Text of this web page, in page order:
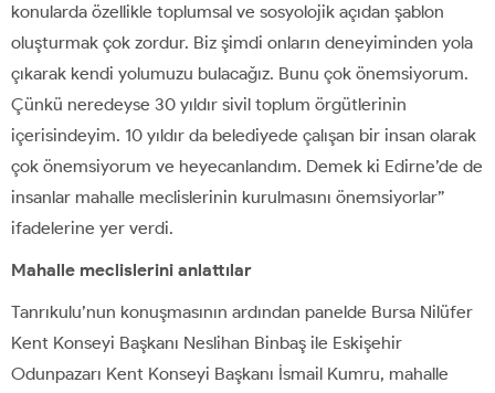
konularda özellikle toplumsal ve sosyolojik açıdan şablon
oluşturmak çok zordur. Biz şimdi onların deneyiminden yola
çıkarak kendi yolumuzu bulacağız. Bunu çok önemsiyorum.
Çünkü neredeyse 30 yıldır sivil toplum örgütlerinin
içerisindeyim. 10 yıldır da belediyede çalışan bir insan olarak
çok önemsiyorum ve heyecanlandım. Demek ki Edirne’de de
insanlar mahalle meclislerinin kurulmasını önemsiyorlar”
ifadelerine yer verdi.
Mahalle meclislerini anlattılar
Tanrıkulu’nun konuşmasının ardından panelde Bursa Nilüfer
Kent Konseyi Başkanı Neslihan Binbaş ile Eskişehir
Odunpazarı Kent Konseyi Başkanı İsmail Kumru, mahalle